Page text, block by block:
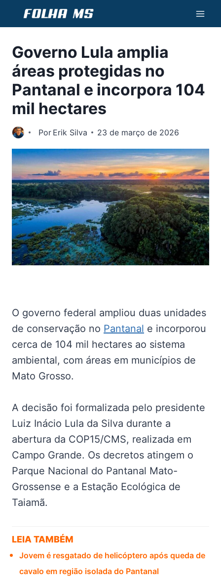
Conteúdo
Governo Lula amplia
áreas protegidas no
Pantanal e incorpora 104
mil hectares
Por Erik Silva 23 de março de 2026
O governo federal ampliou duas unidades
de conservação no Pantanal e incorporou
cerca de 104 mil hectares ao sistema
ambiental, com áreas em municípios de
Mato Grosso.
A decisão foi formalizada pelo presidente
Luiz Inácio Lula da Silva durante a
abertura da COP15/CMS, realizada em
Campo Grande. Os decretos atingem o
Parque Nacional do Pantanal Mato-
Grossense e a Estação Ecológica de
Taiamã.
LEIA TAMBÉM
Jovem é resgatado de helicóptero após queda de
cavalo em região isolada do Pantanal